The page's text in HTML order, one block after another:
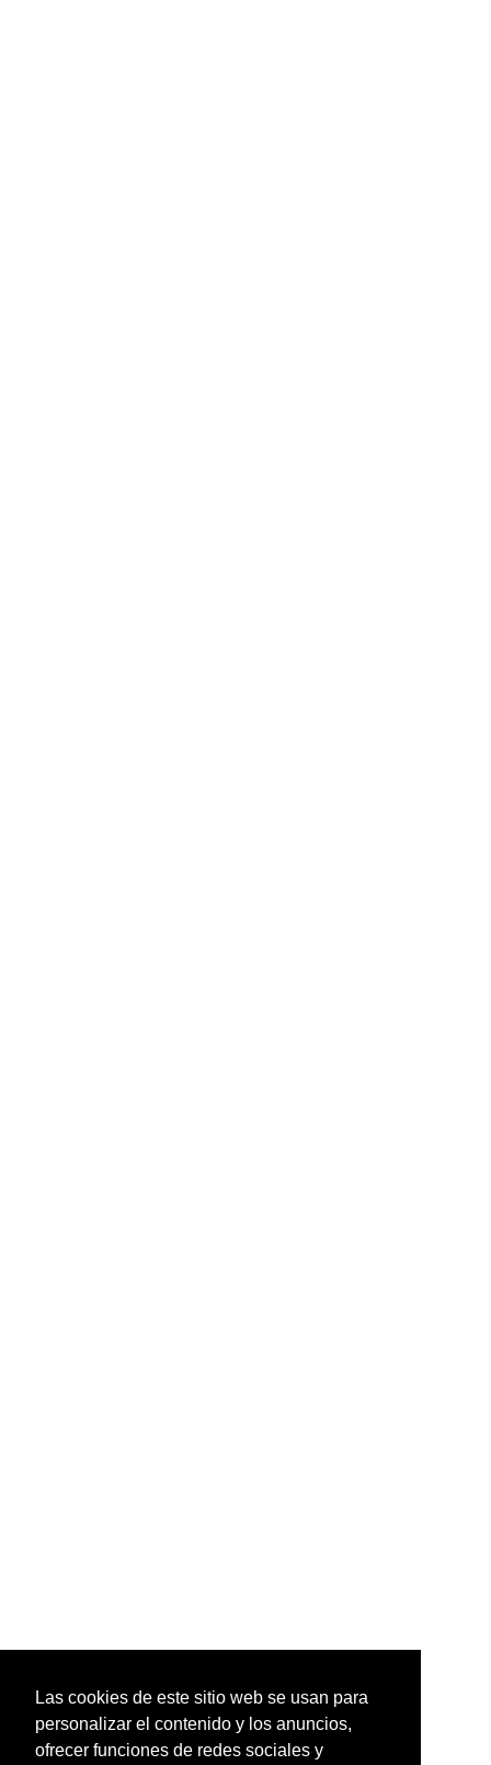
Las cookies de este sitio web se usan para
personalizar el contenido y los anuncios,
ofrecer funciones de redes sociales y